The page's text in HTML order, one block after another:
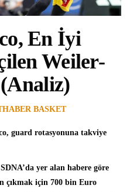
En İyi
Weiler-
BASKET
, guard rotasyonuna takviye
yer alan habere göre
çıkmak için 700 bin Euro